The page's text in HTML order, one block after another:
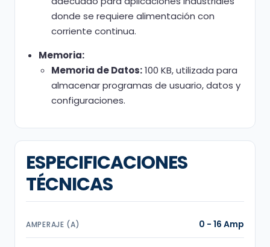
donde se requiere alimentación con
corriente continua.
Memoria:
Memoria de Datos:100 KB, utilizada para
almacenar programas de usuario, datos y
configuraciones.
ESPECIFICACIONES
TÉCNICAS
AMPERAJE (A) 0 - 16 Amp